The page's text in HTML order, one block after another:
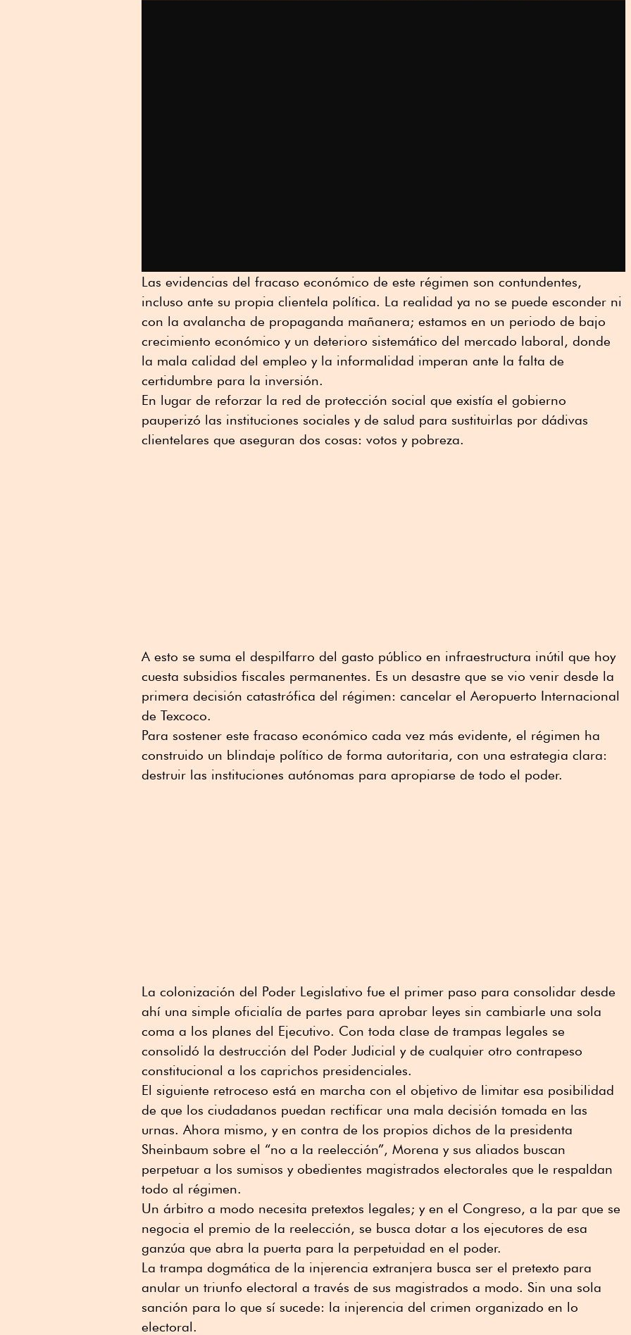
Las evidencias del fracaso económico de este régimen son contundentes,
incluso ante su propia clientela política. La realidad ya no se puede esconder ni
con la avalancha de propaganda mañanera; estamos en un periodo de bajo
crecimiento económico y un deterioro sistemático del mercado laboral, donde
la mala calidad del empleo y la informalidad imperan ante la falta de
certidumbre para la inversión.
En lugar de reforzar la red de protección social que existía el gobierno
pauperizó las instituciones sociales y de salud para sustituirlas por dádivas
clientelares que aseguran dos cosas: votos y pobreza.
A esto se suma el despilfarro del gasto público en infraestructura inútil que hoy
cuesta subsidios fiscales permanentes. Es un desastre que se vio venir desde la
primera decisión catastrófica del régimen: cancelar el Aeropuerto Internacional
de Texcoco.
Para sostener este fracaso económico cada vez más evidente, el régimen ha
construido un blindaje político de forma autoritaria, con una estrategia clara:
destruir las instituciones autónomas para apropiarse de todo el poder.
La colonización del Poder Legislativo fue el primer paso para consolidar desde
ahí una simple oficialía de partes para aprobar leyes sin cambiarle una sola
coma a los planes del Ejecutivo. Con toda clase de trampas legales se
consolidó la destrucción del Poder Judicial y de cualquier otro contrapeso
constitucional a los caprichos presidenciales.
El siguiente retroceso está en marcha con el objetivo de limitar esa posibilidad
de que los ciudadanos puedan rectificar una mala decisión tomada en las
urnas. Ahora mismo, y en contra de los propios dichos de la presidenta
Sheinbaum sobre el “no a la reelección”, Morena y sus aliados buscan
perpetuar a los sumisos y obedientes magistrados electorales que le respaldan
todo al régimen.
Un árbitro a modo necesita pretextos legales; y en el Congreso, a la par que se
negocia el premio de la reelección, se busca dotar a los ejecutores de esa
ganzúa que abra la puerta para la perpetuidad en el poder.
La trampa dogmática de la injerencia extranjera busca ser el pretexto para
anular un triunfo electoral a través de sus magistrados a modo. Sin una sola
sanción para lo que sí sucede: la injerencia del crimen organizado en lo
electoral.